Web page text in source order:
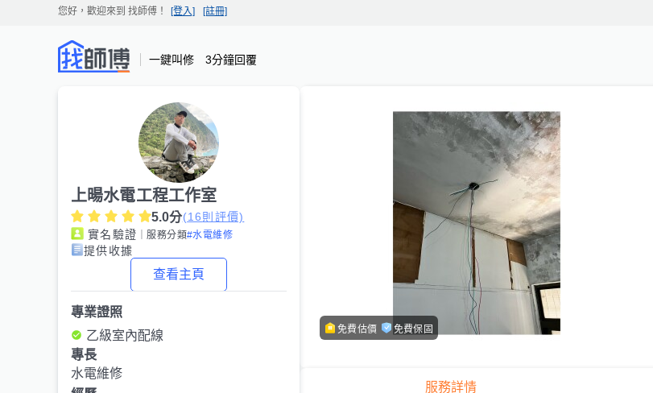
您好，歡迎來到 找師傅 ！ [登入] [註冊]
一鍵叫修 3分鐘回覆
上暘水電工程工作室
5.0分(16則評價)
實名驗證 ｜服務分類#水電維修
提供收據
查看主頁
專業證照
乙級室內配線
專長
水電維修
免費估價 免費保固
服務詳情